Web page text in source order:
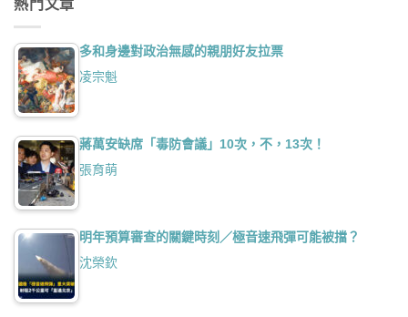
熱門文章
多和身邊對政治無感的親朋好友拉票
凌宗魁
蔣萬安缺席「毒防會議」10次，不，13次！
張育萌
明年預算審查的關鍵時刻／極音速飛彈可能被擋？
沈榮欽